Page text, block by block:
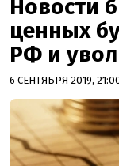
Новости
ценных
РФ и
6 СЕНТЯБРЯ 2019,